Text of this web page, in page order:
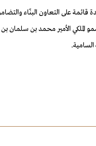
قائمة على التعاون البنّاء
الملكي الأمير محمد بن